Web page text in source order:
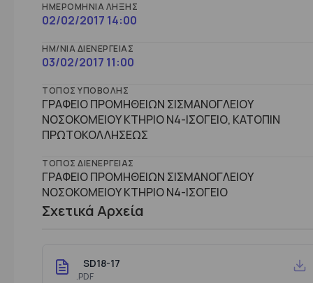
ΗΜΕΡΟΜΗΝΊΑ ΛΉΞΗΣ
02/02/2017 14:00
ΗΜ/ΝΊΑ ΔΙΕΝΈΡΓΕΙΑΣ
03/02/2017 11:00
ΤΌΠΟΣ ΥΠΟΒΟΛΉΣ
ΓΡΑΦΕΙΟ ΠΡΟΜΗΘΕΙΩΝ ΣΙΣΜΑΝΟΓΛΕΙΟΥ
ΝΟΣΟΚΟΜΕΙΟΥ ΚΤΗΡΙΟ Ν4-ΙΣΟΓΕΙΟ, ΚΑΤΟΠΙΝ
ΠΡΩΤΟΚΟΛΛΗΣΕΩΣ
ΤΌΠΟΣ ΔΙΕΝΈΡΓΕΙΑΣ
ΓΡΑΦΕΙΟ ΠΡΟΜΗΘΕΙΩΝ ΣΙΣΜΑΝΟΓΛΕΙΟΥ
ΝΟΣΟΚΟΜΕΙΟΥ ΚΤHΡΙΟ Ν4-ΙΣΟΓΕΙΟ
Σχετικά Αρχεία
SD18-17
.PDF